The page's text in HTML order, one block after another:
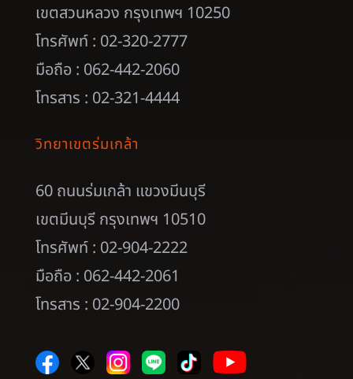
เขตสวนหลวง กรุงเทพฯ 10250
โทรศัพท์ : 02-320-2777
มือถือ : 062-442-2060
โทรสาร : 02-321-4444
วิทยาเขตร่มเกล้า
60 ถนนร่มเกล้า แขวงมีนบุรี
เขตมีนบุรี กรุงเทพฯ 10510
โทรศัพท์ : 02-904-2222
มือถือ : 062-442-2061
โทรสาร : 02-904-2200